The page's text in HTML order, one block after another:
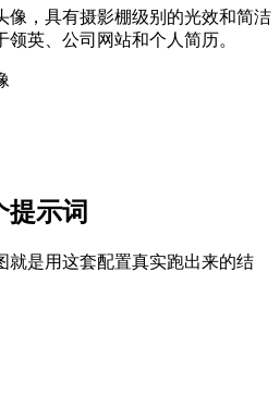
像，具有摄影棚级别的光效和简洁
英、公司网站和个人简历。
提示词
就是用这套配置真实跑出来的结